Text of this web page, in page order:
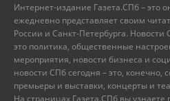
Интернет-издание Газета.СПб – это
ежедневно представляет своим
России и Санкт-Петербурга. Новости
это политика, общественные
мероприятия, новости бизнеса и
новости СПб сегодня – это, конечно,
премьеры и выставки, концерты и
На страницах Газета.СПб вы узнаете